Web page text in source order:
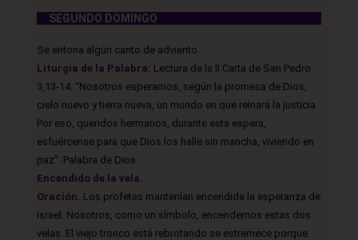
SEGUNDO DOMINGO
Se entona algún canto de adviento.
Liturgia de la Palabra: Lectura de la II Carta de San Pedro
3,13-14: “Nosotros esperamos, según la promesa de Dios,
cielo nuevo y tierra nueva, un mundo en que reinará la justicia.
Por eso, queridos hermanos, durante esta espera,
esfuércense para que Dios los halle sin mancha, viviendo en
paz”. Palabra de Dios.
Encendido de la vela.
Oración. Los profetas mantenían encendida la esperanza de
Israel. Nosotros, como un símbolo, encendemos estas dos
velas. El viejo tronco está rebrotando se estremece porque